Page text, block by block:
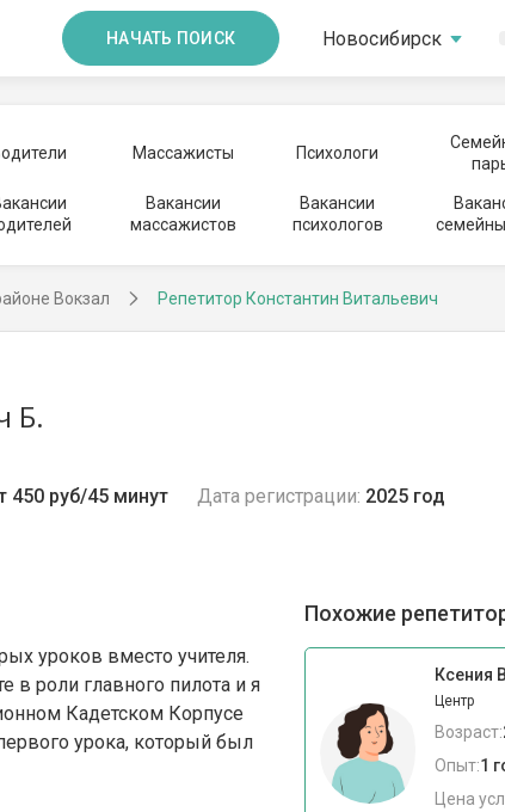
НАЧАТЬ ПОИСК Новосибирск
Массажисты Психологи
Вакансии
массажистов
Вакансии
психологов
Вокзал Репетитор Константин Витальевич
Б.
450 руб/45 минут Дата регистрации: 2025 год
уроков вместо учителя.
в роли главного пилота и я
Кадетском Корпусе
урока, который был
Похожие
Ксения
Центр
Возраст:
Опыт:1
Цена